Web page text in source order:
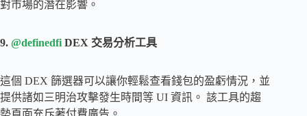
對市場的潛在影響。
9. @definedfi DEX 交易分析工具
這個 DEX 篩選器可以讓你輕鬆查看錢包的盈虧情況，並
提供諸如三明治攻擊發生時間等 UI 資訊。 該工具的趨
勢頁面充斥著付費廣告。